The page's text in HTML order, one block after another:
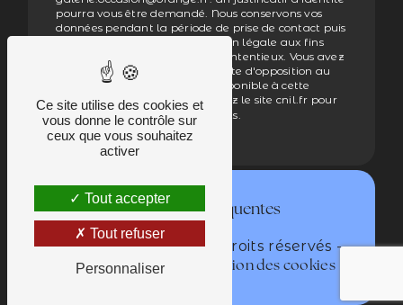
pourra vous être demandé. Nous conservons vos
données pendant la période de prise de contact puis
pendant la durée de prescription légale aux fins
probatoires et de gestion des contentieux. Vous avez
le droit de vous inscrire sur la liste d'opposition au
démarchage téléphonique, disponible à cette
adresse:Bloctel.gouv.fr. Consultez le site cnil.fr pour
plus d’informations sur vos droits.
Recherches fréquentes
©Vistalid- 2026 - Tous droits réservés -
Mentions légales Gestion des cookies
Ce site utilise des cookies et
vous donne le contrôle sur
ceux que vous souhaitez
activer
Tout accepter
Tout refuser
Personnaliser